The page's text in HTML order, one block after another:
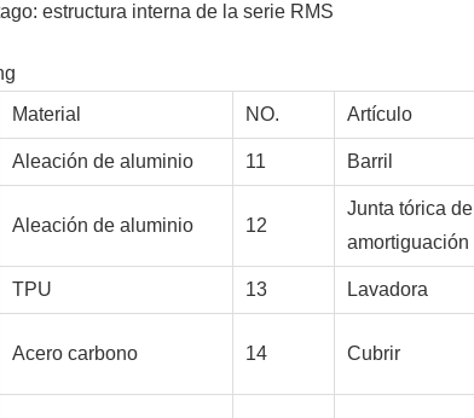
estructura interna de la serie RMS
Material NO. Artículo
Aleación de aluminio 11 Barril
Aleación de aluminio 12
Junta tórica de
amortiguación
TPU 13 Lavadora
Acero carbono 14 Cubrir